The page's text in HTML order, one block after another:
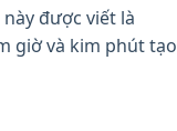
được viết là
giờ và kim phút tạo